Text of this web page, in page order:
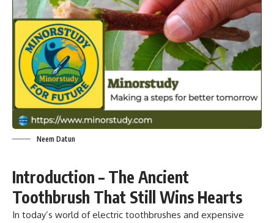
Neem Datun
Introduction – The Ancient
Toothbrush That Still Wins Hearts
In today’s world of electric toothbrushes and expensive